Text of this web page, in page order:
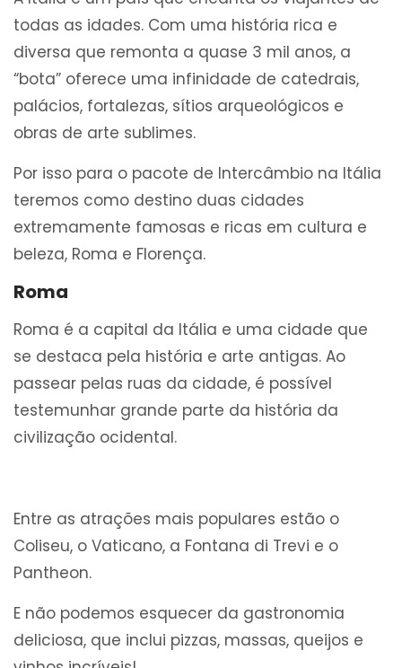
todas as idades. Com uma história rica e
diversa que remonta a quase 3 mil anos, a
“bota” oferece uma infinidade de catedrais,
palácios, fortalezas, sítios arqueológicos e
obras de arte sublimes.
Por isso para o pacote de Intercâmbio na Itália
teremos como destino duas cidades
extremamente famosas e ricas em cultura e
beleza, Roma e Florença.
Roma
Roma é a capital da Itália e uma cidade que
se destaca pela história e arte antigas. Ao
passear pelas ruas da cidade, é possível
testemunhar grande parte da história da
civilização ocidental.
Entre as atrações mais populares estão o
Coliseu, o Vaticano, a Fontana di Trevi e o
Pantheon.
E não podemos esquecer da gastronomia
deliciosa, que inclui pizzas, massas, queijos e